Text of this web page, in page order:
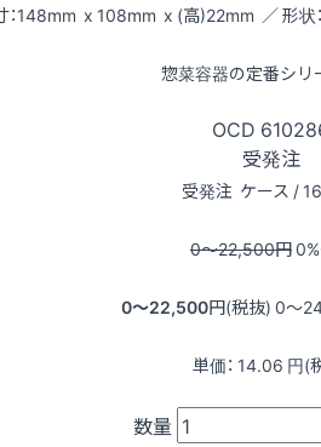
：148mm x 108mm x (高)22mm ／ 形状
惣菜容器の定番シリ
OCD
受発注
受発注 ケース /
0〜22,500円0
0〜22,500円(税抜) 0〜
単価： 14.06 円(
数量